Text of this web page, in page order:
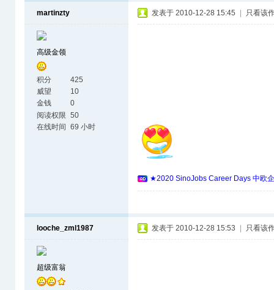
martinzty
高级金领
积分
425
威望
10
金钱
0
阅读权限 50
在线时间 69 小时
发表于 2010-12-28 15:45 只看该
★2020 SinoJobs Career Days 中欧
looche_zml1987
超级富翁
发表于 2010-12-28 15:53 只看该